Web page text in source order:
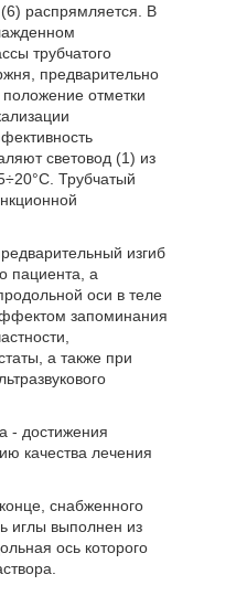
распрямляется. В
трубчатого
предварительно
отметки
световод (1) из
Трубчатый
изгиб
пациента, а
оси в теле
запоминания
а также при
- достижения
качества лечения
снабженного
иглы выполнен из
ось которого